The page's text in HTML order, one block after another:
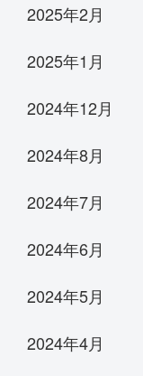
2025年2月
2025年1月
2024年12月
2024年8月
2024年7月
2024年6月
2024年5月
2024年4月